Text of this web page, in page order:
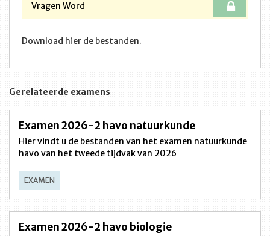
Vragen Word
Download hier de bestanden.
Gerelateerde examens
Examen 2026-2 havo natuurkunde
Hier vindt u de bestanden van het examen natuurkunde
havo van het tweede tijdvak van 2026
EXAMEN
Examen 2026-2 havo biologie